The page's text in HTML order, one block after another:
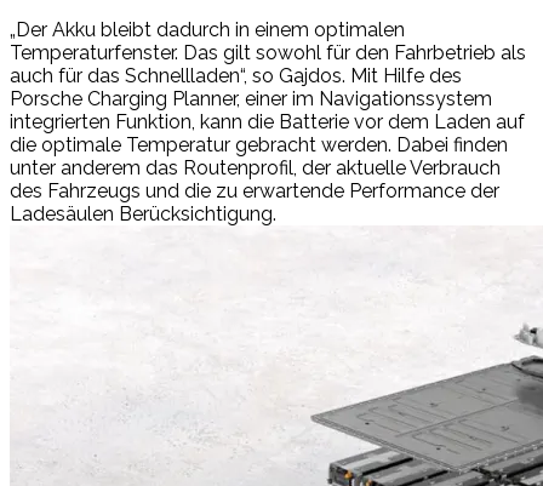
„Der Akku bleibt dadurch in einem optimalen
Temperaturfenster. Das gilt sowohl für den Fahrbetrieb als
auch für das Schnellladen“, so Gajdos. Mit Hilfe des
Porsche Charging Planner, einer im Navigationssystem
integrierten Funktion, kann die Batterie vor dem Laden auf
die optimale Temperatur gebracht werden. Dabei finden
unter anderem das Routenprofil, der aktuelle Verbrauch
des Fahrzeugs und die zu erwartende Performance der
Ladesäulen Berücksichtigung.